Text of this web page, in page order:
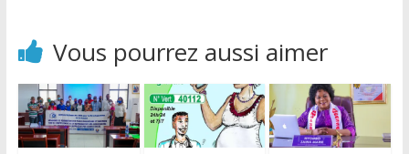
Vous pourrez aussi aimer